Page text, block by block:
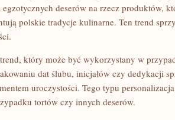
deserów na rzecz produktów,
polskie tradycje kulinarne. Ten trend
który może być wykorzystany w
dat ślubu, inicjałów czy dedykacji
uroczystości. Tego typu
tortów czy innych deserów.